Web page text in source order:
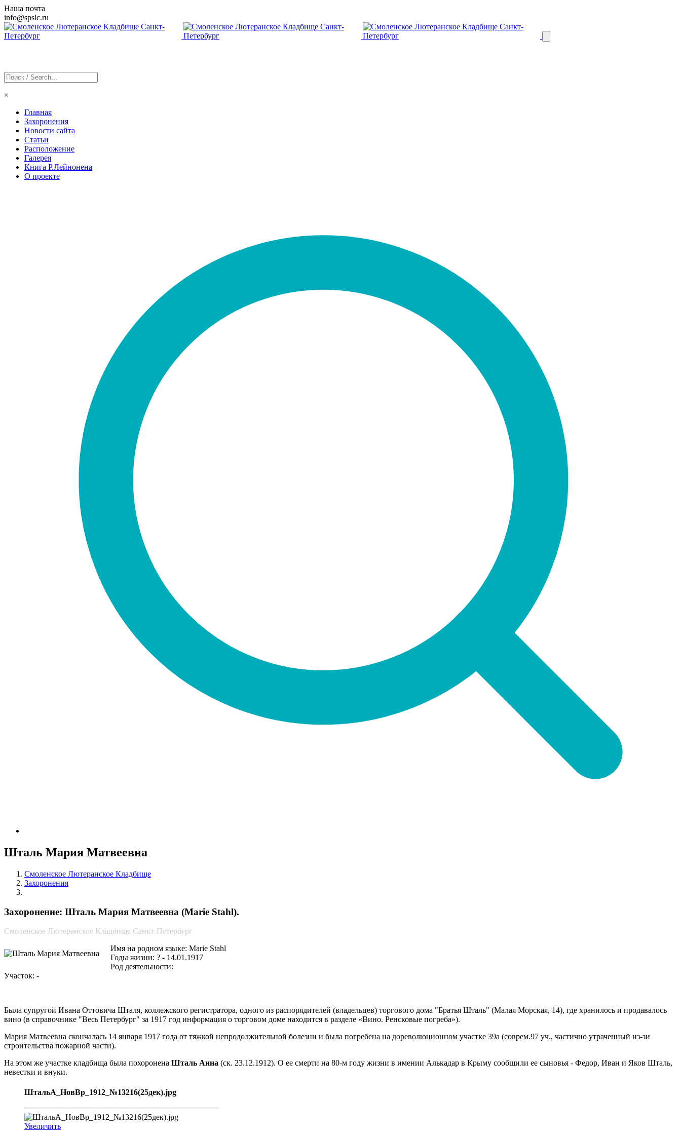
Наша почта
info@spslc.ru
×
Главная
Захоронения
Новости сайта
Статьи
Расположение
Галерея
Книга Р.Лейнонена
О проекте
Шталь Мария Матвеевна
Смоленское Лютеранское Кладбище
Захоронения
Захоронение: Шталь Мария Матвеевна (Marie Stahl).
Смоленское Лютеранское Кладбище Санкт-Петербург
Имя на родном языке: Marie Stahl
Годы жизни: ? - 14.01.1917
Род деятельности:
Участок: -
Была супругой Ивана Оттовича Шталя, коллежского регистратора, одного из распорядителей (владельцев) торгового дома "Братья Шталь" (Малая Морская, 14), где хранилось и продавалось
вино (в справочнике "Весь Петербург" за 1917 год информация о торговом доме находится в разделе «Вино. Ренсковые погреба»).
Мария Матвеевна скончалась 14 января 1917 года от тяжкой непродолжительной болезни и была погребена на дореволюционном участке 39а (соврем.97 уч., частично утраченный из-зи
строительства пожарной части).
На этом же участке кладбища была похоронена Шталь Анна (ск. 23.12.1912). О ее смерти на 80-м году жизни в имении Алькадар в Крыму сообщили ее сыновья - Федор, Иван и Яков Шталь,
невестки и внуки.
ШтальА_НовВр_1912_№13216(25дек).jpg
Увеличить